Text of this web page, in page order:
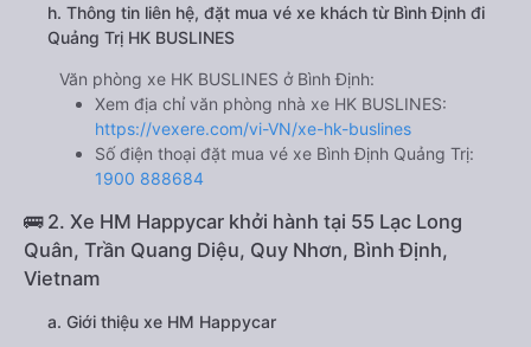
h. Thông tin liên hệ, đặt mua vé xe khách từ Bình Định đi
Quảng Trị HK BUSLINES
Văn phòng xe HK BUSLINES ở Bình Định:
Xem địa chỉ văn phòng nhà xe HK BUSLINES:
https://vexere.com/vi-VN/xe-hk-buslines
Số điện thoại đặt mua vé xe Bình Định Quảng Trị:
1900 888684
🚌 2. Xe HM Happycar khởi hành tại 55 Lạc Long
Quân, Trần Quang Diệu, Quy Nhơn, Bình Định,
Vietnam
a. Giới thiệu xe HM Happycar